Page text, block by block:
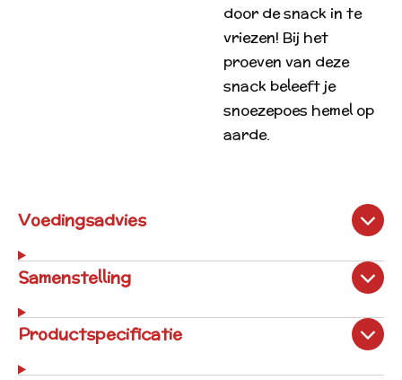
door de snack in te
vriezen! Bij het
proeven van deze
snack beleeft je
snoezepoes hemel op
aarde.
Voedingsadvies
Samenstelling
Productspecificatie